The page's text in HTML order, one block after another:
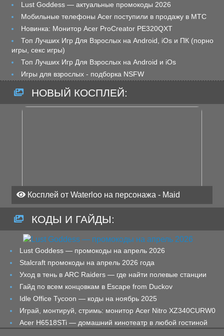
Lust Goddess — актуальные промокоды 2026
Мобильные телефоны Acer поступили в продажу в МТС
Новинка: Монитор Acer ProCreator PE320QXT
Топ Лучших Игр Для Взрослых на Android, iOs и ПК (порно
игры, секс игры)
Топ Лучших Игр Для Взрослых на Android и iOs
Игры для взрослых - подборка NSFW
НОВЫЙ КОСПЛЕЙ:
Косплей от Waterloo на персонажа - Maid
КОДЫ И ГАЙДЫ:
Lust Goddess — промокоды на апрель 2026
Stalcraft промокоды на апрель 2026 года
Уход в тень в ARC Raiders — где найти полевые станции
Гайд по всем концовкам в Escape from Duckov
Idle Office Tycoon — коды на ноябрь 2025
Играй, монтируй, стримь: монитор Acer Nitro XZ340CURW0
Acer H6518STi — домашний кинотеатр в любой гостиной